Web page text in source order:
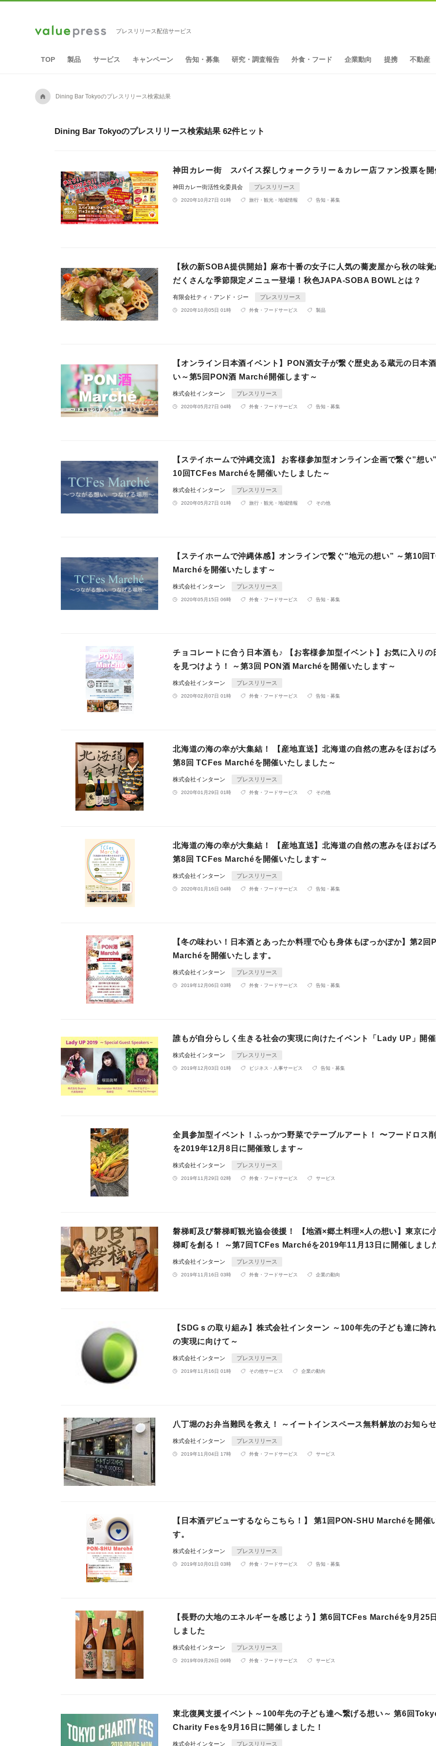
プレスリリース配信サービス
TOP 製品 サービス キャンペーン 告知・募集 研究・調査報告 外食・フード 企業動向 提携 不動産
A Dining Bar Tokyoのプレスリリース検索結果
Dining Bar Tokyoのプレスリリース検索結果 62件ヒット
神田カレー街 スパイス探しウォークラリー＆カレー店ファン投票を開
神田カレー街活性化委員会 プレスリリース
2020年10月27日 01時 旅行・観光・地域情報 告知・募集
【秋の新SOBA提供開始】麻布十番の女子に人気の蕎麦屋から秋の味覚
だくさんな季節限定メニュー登場！秋色JAPA-SOBA BOWLとは？
有限会社ティ・アンド・ジー プレスリリース
2020年10月05日 01時 外食・フードサービス 製品
【オンライン日本酒イベント】PON酒女子が繋ぐ歴史ある蔵元の日本
い～第5回PON酒 Marché開催します～
株式会社インターン プレスリリース
2020年05月27日 04時 外食・フードサービス 告知・募集
【ステイホームで沖縄交流】 お客様参加型オンライン企画で繋ぐ”想い
10回TCFes Marchéを開催いたしました～
株式会社インターン プレスリリース
2020年05月27日 01時 旅行・観光・地域情報 その他
【ステイホームで沖縄体感】オンラインで繋ぐ”地元の想い” ～第10回
Marchéを開催いたします～
株式会社インターン プレスリリース
2020年05月15日 06時 外食・フードサービス 告知・募集
チョコレートに合う日本酒も♪ 【お客様参加型イベント】お気に入りの
を見つけよう！ ～第3回 PON酒 Marchéを開催いたします～
株式会社インターン プレスリリース
2020年02月07日 01時 外食・フードサービス 告知・募集
北海道の海の幸が大集結！ 【産地直送】北海道の自然の恵みをほおば
第8回 TCFes Marchéを開催いたしました～
株式会社インターン プレスリリース
2020年01月29日 01時 外食・フードサービス その他
北海道の海の幸が大集結！ 【産地直送】北海道の自然の恵みをほおば
第8回 TCFes Marchéを開催いたします～
株式会社インターン プレスリリース
2020年01月16日 04時 外食・フードサービス 告知・募集
【冬の味わい！日本酒とあったか料理で心も身体もぽっかぽか】第2回
Marchéを開催いたします。
株式会社インターン プレスリリース
2019年12月06日 03時 外食・フードサービス 告知・募集
誰もが自分らしく生きる社会の実現に向けたイベント「Lady UP」開催
株式会社インターン プレスリリース
2019年12月03日 01時 ビジネス・人事サービス 告知・募集
全員参加型イベント！ふっかつ野菜でテーブルアート！ 〜フードロス
を2019年12月8日に開催致します～
株式会社インターン プレスリリース
2019年11月29日 02時 外食・フードサービス サービス
磐梯町及び磐梯町観光協会後援！ 【地酒×郷土料理×人の想い】東京に
梯町を創る！ ～第7回TCFes Marchéを2019年11月13日に開催しまし
株式会社インターン プレスリリース
2019年11月16日 03時 外食・フードサービス 企業の動向
【SDGｓの取り組み】株式会社インターン ～100年先の子ども達に誇
の実現に向けて～
株式会社インターン プレスリリース
2019年11月16日 01時 その他サービス 企業の動向
八丁堀のお弁当難民を救え！ ～イートインスペース無料解放のお知ら
株式会社インターン プレスリリース
2019年11月04日 17時 外食・フードサービス サービス
【日本酒デビューするならこちら！】 第1回PON-SHU Marchéを開催
す。
株式会社インターン プレスリリース
2019年10月01日 03時 外食・フードサービス 告知・募集
【長野の大地のエネルギーを感じよう】第6回TCFes Marchéを9月25
しました
株式会社インターン プレスリリース
2019年09月26日 06時 外食・フードサービス サービス
東北復興支援イベント～100年先の子ども達へ繋げる想い～ 第6回
Charity Fesを9月16日に開催しました！
株式会社インターン プレスリリース